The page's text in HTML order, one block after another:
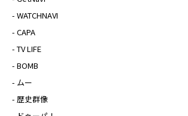
- WATCHNAVI
- CAPA
- TV LIFE
- BOMB
- ムー
- 歴史群像